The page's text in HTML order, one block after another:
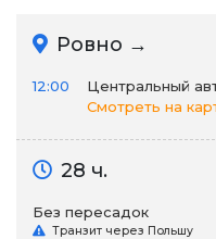
Ровно →
12:00
Центральный
Смотреть на
28 ч.
Без пересадок
Транзит через Польшу